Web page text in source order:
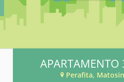
APARTAMENTO
Perafita,